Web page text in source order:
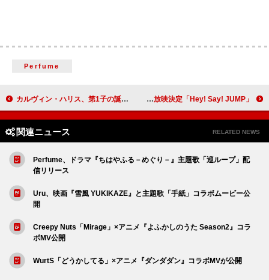
Perfume
カルヴィン・ハリス、第1子の誕生を発表し胎盤の写真を公開「妻はスーパーヒーロー」 「Hey! Say! JUMP」特集、新宿・ユニカビジョンで放映決定
関連ニュース RELATED NEWS
Perfume、ドラマ『ちはやふる－めぐり－』主題歌「巡ループ」配
信リリース
Uru、映画『雪風 YUKIKAZE』と主題歌「手紙」コラボムービー公
開
Creepy Nuts「Mirage」×アニメ『よふかしのうた Season2』コラ
ボMV公開
WurtS「どうかしてる」×アニメ『ダンダダン』コラボMVが公開